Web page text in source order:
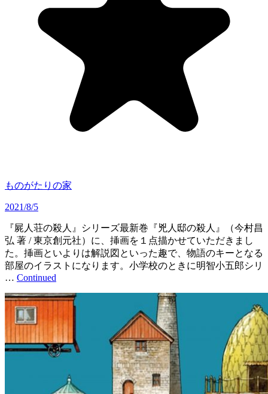
ものがたりの家
2021/8/5
『屍人荘の殺人』シリーズ最新巻『兇人邸の殺人』（今村昌
弘 著 / 東京創元社）に、挿画を１点描かせていただきまし
た。挿画といよりは解説図といった趣で、物語のキーとなる
部屋のイラストになります。小学校のときに明智小五郎シリ
… Continued